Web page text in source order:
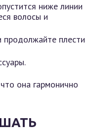
ниже линии
волосы и
продолжайте плести
она гармонично